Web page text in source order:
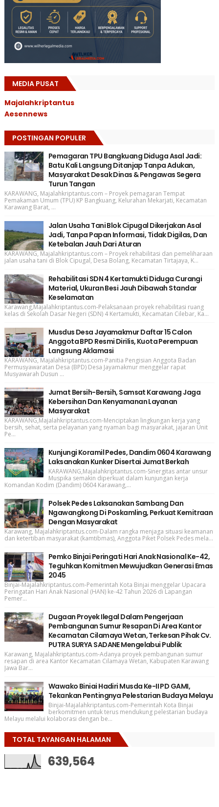
MEDIA PUSAT
Majalahkriptantus
Aesennews
POSTINGAN POPULER
Pemagaran TPU Bangkuang Diduga Asal Jadi:
Batu Kali Langsung Ditanjap Tanpa Adukan,
Masyarakat Desak Dinas & Pengawas Segera
Turun Tangan
KARAWANG, Majalahkriptantus.com – Proyek pemagaran Tempat
Pemakaman Umum (TPU) KP Bangkuang, Kelurahan Mekarjati, Kecamatan
Karawang Barat, ...
Jalan Usaha Tani Blok Cipugal Dikerjakan Asal
Jadi, Tanpa Papan Informasi, Tidak Digilas, Dan
Ketebalan Jauh Dari Aturan
KARAWANG, Majalahkriptantus.com – Proyek rehabilitasi dan pemeliharaan
jalan usaha tani di Blok Cipugal, Desa Bolang, Kecamatan Tirtajaya, K...
Rehabilitasi SDN 4 Kertamukti Diduga Curangi
Material, Ukuran Besi Jauh Dibawah Standar
Keselamatan
Karawang,Majalahkriptantus.com-Pelaksanaan proyek rehabilitasi ruang
kelas di Sekolah Dasar Negeri (SDN) 4 Kertamukti, Kecamatan Cilebar, Ka...
Musdus Desa Jayamakmur Daftar 15 Calon
Anggota BPD Resmi Dirilis, Kuota Perempuan
Langsung Aklamasi
KARAWANG, Majalahkriptantus.com-Panitia Pengisian Anggota Badan
Permusyawaratan Desa (BPD) Desa Jayamakmur menggelar rapat
Musyawarah Dusun ...
Jumat Bersih-Bersih, Samsat Karawang Jaga
Kebersihan Dan Kenyamanan Layanan
Masyarakat
KARAWANG,Majalahkriptantus.com-Menciptakan lingkungan kerja yang
bersih, sehat, serta pelayanan yang nyaman bagi masyarakat, jajaran Unit
Pe...
Kunjungi Koramil Pedes, Dandim 0604 Karawang
Laksanakan Kunker Disertai Jumat Berkah
KARAWANG,Majalahkriptantus.com-Sinergitas antar unsur
Muspika semakin diperkuat dalam kunjungan kerja
Komandan Kodim (Dandim) 0604 Karawang,...
Polsek Pedes Laksanakan Sambang Dan
Ngawangkong Di Poskamling, Perkuat Kemitraan
Dengan Masyarakat
Karawang, Majalahkriptantus.com-Dalam rangka menjaga situasi keamanan
dan ketertiban masyarakat (kamtibmas), Anggota Piket Polsek Pedes mela...
Pemko Binjai Peringati Hari Anak Nasional Ke-42,
Teguhkan Komitmen Mewujudkan Generasi Emas
2045
Binjai-Majalahkriptantus.com-Pemerintah Kota Binjai menggelar Upacara
Peringatan Hari Anak Nasional (HAN) ke-42 Tahun 2026 di Lapangan
Pemer...
Dugaan Proyek Ilegal Dalam Pengerjaan
Pembangunan Sumur Resapan Di Area Kantor
Kecamatan Cilamaya Wetan, Terkesan Pihak Cv.
PUTRA SURYA SADANE Mengelabui Publik
Karawang, Majalahkriptantus.com-Adanya proyek pembangunan sumur
resapan di area Kantor Kecamatan Cilamaya Wetan, Kabupaten Karawang
Jawa Bar...
Wawako Biniai Hadiri Musda Ke-II PD GAMI,
Tekankan Pentingnya Pelestarian Budaya Melayu
Binjai-Majalahkriptantus.com-Pemerintah Kota Binjai
berkomitmen untuk terus mendukung pelestarian budaya
Melayu melalui kolaborasi dengan be...
TOTAL TAYANGAN HALAMAN
639,564